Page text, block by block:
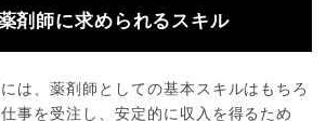
剤師に求められるスキル
は、薬剤師としての基本スキルはもちろ
事を受注し、安定的に収入を得るため